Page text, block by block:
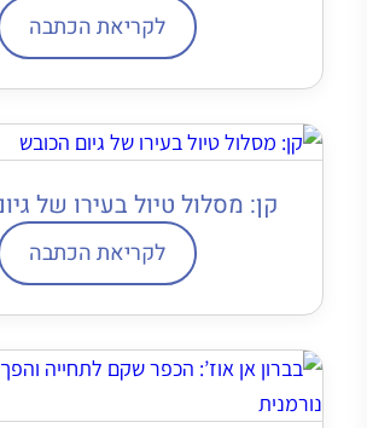
לקריאת הכתבה
קן: מסלול טיול בעירו של
לקריאת הכתבה